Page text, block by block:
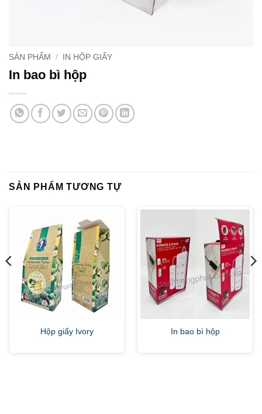
SẢN PHẨM / IN HỘP GIẤY
In bao bì hộp
SẢN PHẨM TƯƠNG TỰ
Hộp giấy Ivory In bao bì hộp